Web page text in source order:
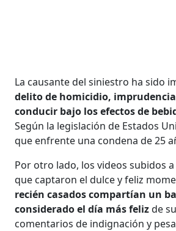
La causante del siniestro ha sido
delito de homicidio,
conducir bajo los efectos de
Según la legislación de Estados
que enfrente una condena de 25
Por otro lado, los videos subidos
que captaron el dulce y feliz
recién casados compartían un
considerado el día más felizde
comentarios de indignación y